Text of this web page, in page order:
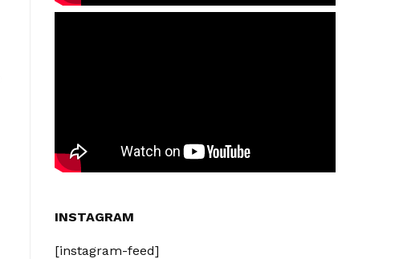
INSTAGRAM
[instagram-feed]